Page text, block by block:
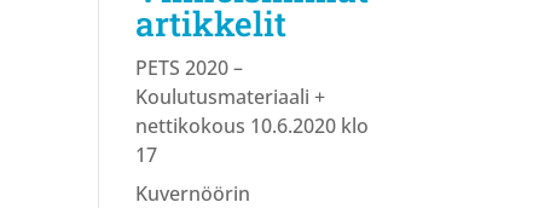
artikkelit
PETS 2020 –
Koulutusmateriaali +
nettikokous 10.6.2020 klo
17
Kuvernöörin